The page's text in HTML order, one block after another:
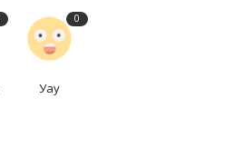
0
Уау